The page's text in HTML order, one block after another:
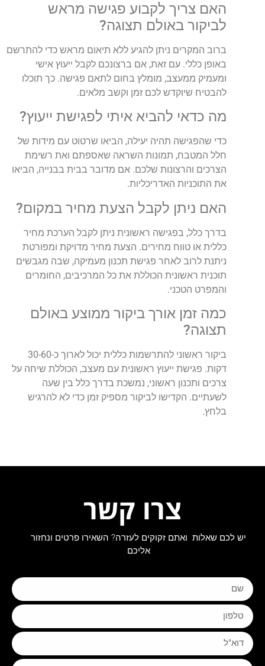
האם צריך לקבוע פגישה מראש
לביקור באולם תצוגה?
ברוב המקרים ניתן להגיע ללא תיאום מראש כדי להתרשם
באופן כללי. עם זאת, אם ברצונכם לקבל ייעוץ אישי
ומעמיק ממעצב, מומלץ בחום לתאם פגישה. כך תוכלו
להבטיח שיוקדש לכם זמן וקשב מלאים.
מה כדאי להביא איתי לפגישת ייעוץ?
כדי שהפגישה תהיה יעילה, הביאו שרטוט עם מידות של
חלל המטבח, תמונות השראה שאספתם ואת רשימת
הצרכים והרצונות שלכם. אם מדובר בבית בבנייה, הביאו
את התוכניות האדריכליות.
האם ניתן לקבל הצעת מחיר במקום?
בדרך כלל, בפגישה ראשונית ניתן לקבל הערכת מחיר
כללית או טווח מחירים. הצעת מחיר מדויקת ומפורטת
ניתנת לרוב לאחר פגישת תכנון מעמיקה, שבה מגבשים
תוכנית ראשונית הכוללת את כל המרכיבים, החומרים
והמפרט הטכני.
כמה זמן אורך ביקור ממוצע באולם
תצוגה?
ביקור ראשוני להתרשמות כללית יכול לארוך כ-30-60
דקות. פגישת ייעוץ ראשונית עם מעצב, הכוללת שיחה על
צרכים ותכנון ראשוני, נמשכת בדרך כלל בין שעה
לשעתיים. הקדישו לביקור מספיק זמן כדי לא להרגיש
בלחץ.
צרו קשר
יש לכם שאלות ואתם זקוקים לעזרה? השאירו פרטים ונחזור
אליכם